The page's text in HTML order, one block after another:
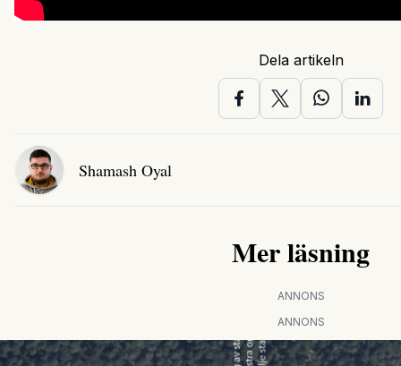
Dela artikeln
Shamash Oyal
Mer läsning
ANNONS
ANNONS